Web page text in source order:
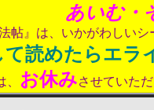
あいむ・
法帖』は、いかがわしい
て読めたらエラ
、 お休みさせていた